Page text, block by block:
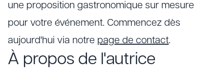
une proposition gastronomique sur mesure
pour votre événement. Commencez dès
aujourd'hui via notre page de contact.
À propos de l'autrice